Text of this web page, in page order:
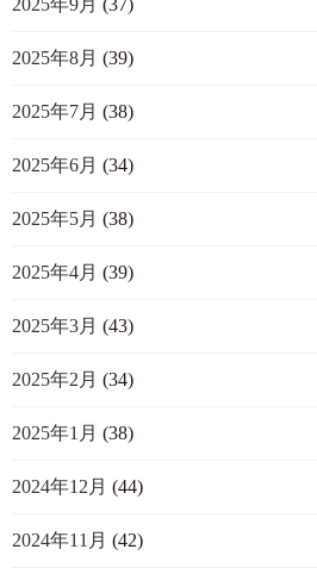
2025年9月 (37)
2025年8月 (39)
2025年7月 (38)
2025年6月 (34)
2025年5月 (38)
2025年4月 (39)
2025年3月 (43)
2025年2月 (34)
2025年1月 (38)
2024年12月 (44)
2024年11月 (42)